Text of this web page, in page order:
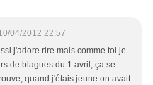
04/2012 22:57
j'adore rire mais comme toi je
de blagues du 1 avril, ça se
quand j'étais jeune on avait